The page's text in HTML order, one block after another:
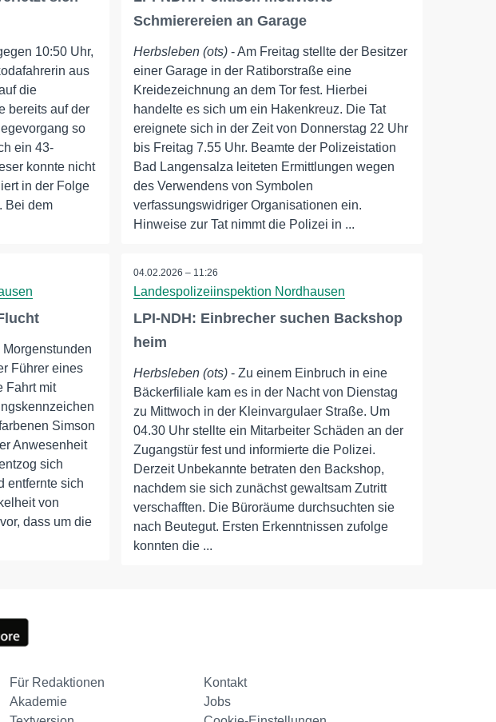
10:50 Uhr,
aus
die
bereits auf der
so
ein 43-
konnte nicht
in der Folge
Bei dem
Schmierereien an Garage
Herbsleben (ots) - Am Freitag stellte der Besitzer
einer Garage in der Ratiborstraße eine
Kreidezeichnung an dem Tor fest. Hierbei
handelte es sich um ein Hakenkreuz. Die Tat
ereignete sich in der Zeit von Donnerstag 22 Uhr
bis Freitag 7.55 Uhr. Beamte der Polizeistation
Bad Langensalza leiteten Ermittlungen wegen
des Verwendens von Symbolen
verfassungswidriger Organisationen ein.
Hinweise zur Tat nimmt die Polizei in ...
Führer eines
Fahrt mit
Simson
Anwesenheit
sich
entfernte sich
von
dass um die
04.02.2026 – 11:26
Landespolizeiinspektion Nordhausen
LPI-NDH: Einbrecher suchen Backshop
heim
Herbsleben (ots) - Zu einem Einbruch in eine
Bäckerfiliale kam es in der Nacht von Dienstag
zu Mittwoch in der Kleinvargulaer Straße. Um
04.30 Uhr stellte ein Mitarbeiter Schäden an der
Zugangstür fest und informierte die Polizei.
Derzeit Unbekannte betraten den Backshop,
nachdem sie sich zunächst gewaltsam Zutritt
verschafften. Die Büroräume durchsuchten sie
nach Beutegut. Ersten Erkenntnissen zufolge
konnten die ...
Für Redaktionen
Kontakt
Akademie
Jobs